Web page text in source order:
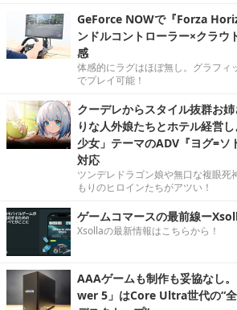
GeForce NOWで『Forza
ンドルコントローラー×クラウ
感
体感的にラグはほぼ無し。グラフィ
でプレイ可能！
クーデレからスタイル抜群お
りな人外娘たちとホテル経営
少女」テーマのADV『ヨグ=ソ
対応
ツンデレドラゴン娘や無口な複眼死
もりのヒロインたちがアツい！
ゲームコマースの最前線ー
Xsollaの最新情報はこちらから！
AAAゲームも制作も妥協なし
wer 5」はCore Ultra世代の“